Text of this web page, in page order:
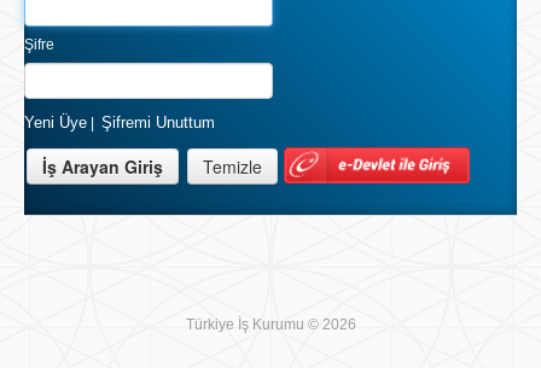
Şifre
Yeni Üye Şifremi Unuttum
Türkiye İş Kurumu © 2026